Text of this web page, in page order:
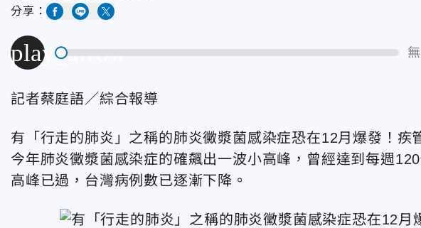
分享：
play_arrow
記者蔡庭語／綜合報導
有「行走的肺炎」之稱的肺炎黴漿菌感染症恐在12月爆發！疾
今年肺炎黴漿菌感染症的確飆出一波小高峰，曾經達到每週
高峰已過，台灣病例數已逐漸下降。